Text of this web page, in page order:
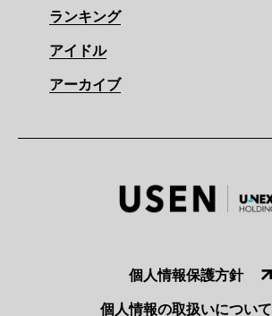
ランキング
アイドル
アーカイブ
個人情報保護方針
個人情報の取扱いについて